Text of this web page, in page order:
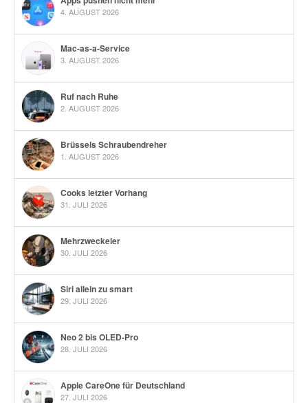
4. AUGUST 2026
Mac-as-a-Service
3. AUGUST 2026
Ruf nach Ruhe
2. AUGUST 2026
Brüssels Schraubendreher
1. AUGUST 2026
Cooks letzter Vorhang
31. JULI 2026
Mehrzweckeier
30. JULI 2026
Siri allein zu smart
29. JULI 2026
Neo 2 bis OLED-Pro
28. JULI 2026
Apple CareOne für Deutschland
27. JULI 2026